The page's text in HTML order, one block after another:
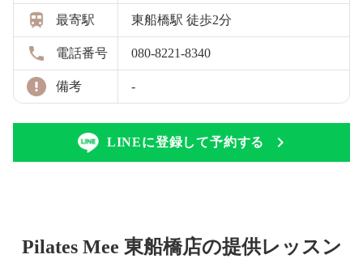
最寄駅 東船橋駅 徒歩2分
電話番号 080-8221-8340
備考 -
LINEに登録して予約する
Pilates Mee 東船橋店の提供レッスン